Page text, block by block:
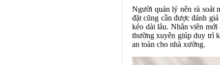
Người quản lý nên rà soát
đặt cũng cần được đánh
kéo dài lâu. Nhân viên mới
thường xuyên giúp duy trì
an toàn cho nhà xưởng.